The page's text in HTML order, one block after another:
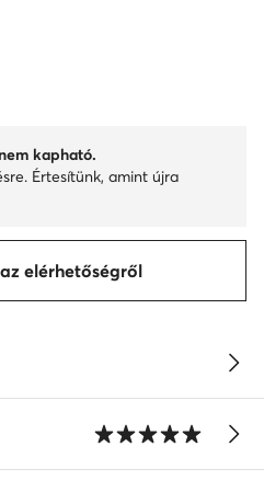
kapható.
Értesítünk, amint újra
elérhetőségről